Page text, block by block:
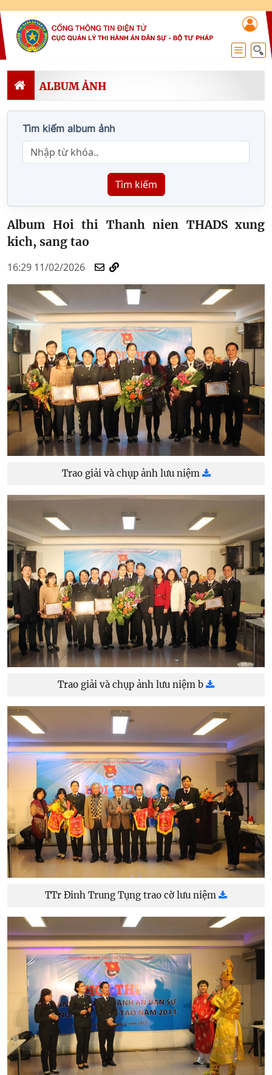
ALBUM ẢNH
Tìm kiếm album ảnh
Tìm kiếm
Album Hoi thi Thanh nien THADS xung
kich, sang tao
16:29 11/02/2026
Trao giải và chụp ảnh lưu niệm
Trao giải và chụp ảnh lưu niệm b
TTr Đinh Trung Tụng trao cờ lưu niệm